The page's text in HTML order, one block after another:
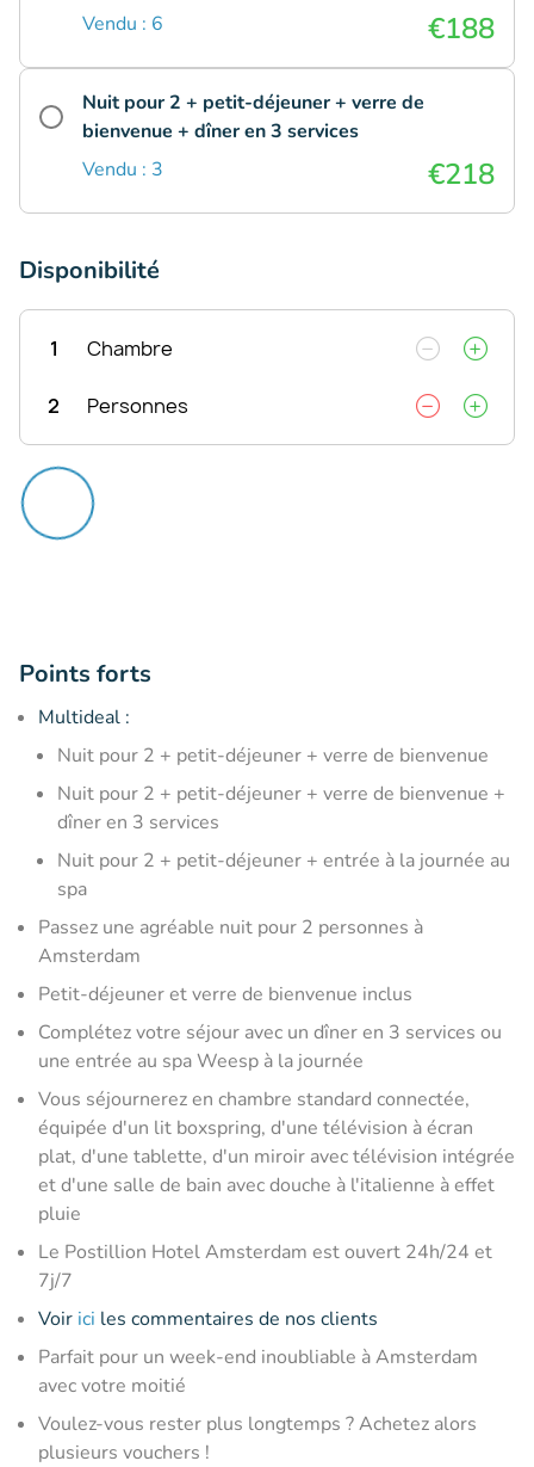
Vendu : 6
€188
Nuit pour 2 + petit-déjeuner + verre de
bienvenue + dîner en 3 services
Vendu : 3
€218
Disponibilité
1 Chambre
2 Personnes
Points forts
Multideal :
Nuit pour 2 + petit-déjeuner + verre de bienvenue
Nuit pour 2 + petit-déjeuner + verre de bienvenue +
dîner en 3 services
Nuit pour 2 + petit-déjeuner + entrée à la journée au
spa
Passez une agréable nuit pour 2 personnes à
Amsterdam
Petit-déjeuner et verre de bienvenue inclus
Complétez votre séjour avec un dîner en 3 services ou
une entrée au spa Weesp à la journée
Vous séjournerez en chambre standard connectée,
équipée d'un lit boxspring, d'une télévision à écran
plat, d'une tablette, d'un miroir avec télévision intégrée
et d'une salle de bain avec douche à l'italienne à effet
pluie
Le Postillion Hotel Amsterdam est ouvert 24h/24 et
7j/7
Voir ici les commentaires de nos clients
Parfait pour un week-end inoubliable à Amsterdam
avec votre moitié
Voulez-vous rester plus longtemps ? Achetez alors
plusieurs vouchers !